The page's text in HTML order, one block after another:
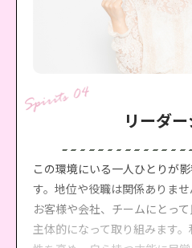
リーダ
この環境にいる一人ひとりが
す。地位や役職は関係ありませ
お客様や会社、チームにとっ
主体的になって取り組みます